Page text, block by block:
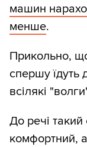
машин
менше.
Прикольно,
спершу їдуть
всілякі
До речі
комфортний,